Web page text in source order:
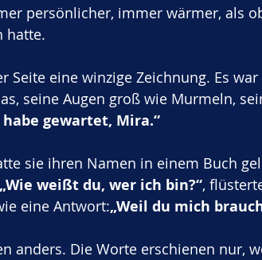
persönlicher, immer wärmer, als
hatte.
Seite eine winzige Zeichnung. Es
seine Augen groß wie Murmeln,
habe gewartet, Mira.“
sie ihren Namen in einem Buch
„Wie weißt du, wer ich bin?“,
eine Antwort:„Weil du mich
anders. Die Worte erschienen nur,